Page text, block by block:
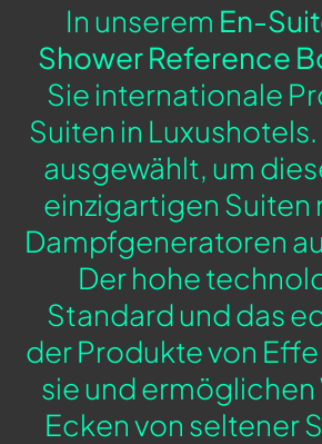
In unserem En-
Shower Reference
Sie internationale
Suiten in
ausgewählt, um
einzigartigen Suiten
Dampfgeneratoren
Der hohe
Standard und das
der Produkte von
sie und
Ecken von seltener